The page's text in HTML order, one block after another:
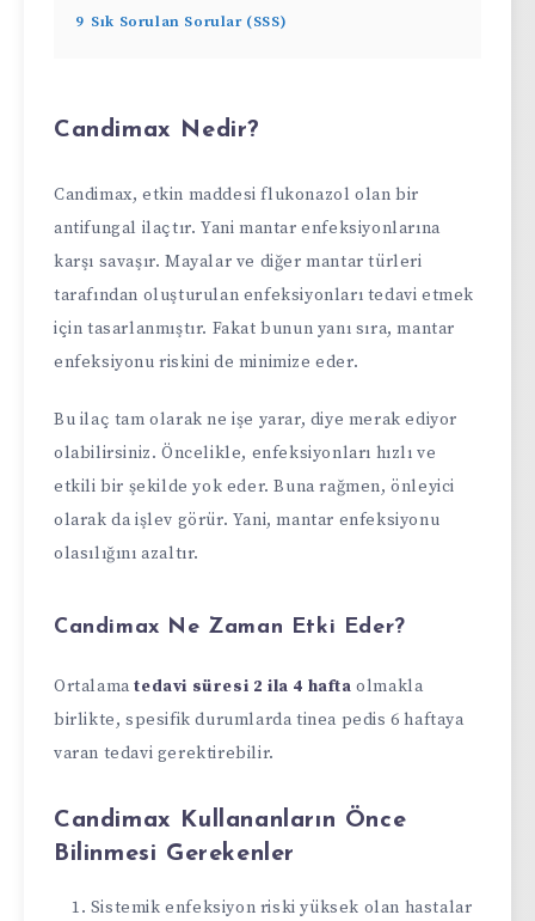
9 Sık Sorulan Sorular (SSS)
Candimax Nedir?
Candimax, etkin maddesi flukonazol olan bir
antifungal ilaçtır. Yani mantar enfeksiyonlarına
karşı savaşır. Mayalar ve diğer mantar türleri
tarafından oluşturulan enfeksiyonları tedavi etmek
için tasarlanmıştır. Fakat bunun yanı sıra, mantar
enfeksiyonu riskini de minimize eder.
Bu ilaç tam olarak ne işe yarar, diye merak ediyor
olabilirsiniz. Öncelikle, enfeksiyonları hızlı ve
etkili bir şekilde yok eder. Buna rağmen, önleyici
olarak da işlev görür. Yani, mantar enfeksiyonu
olasılığını azaltır.
Candimax Ne Zaman Etki Eder?
Ortalamatedavi süresi 2 ila 4 hafta olmakla
birlikte, spesifik durumlarda tinea pedis 6 haftaya
varan tedavi gerektirebilir.
Candimax Kullananların Önce
Bilinmesi Gerekenler
Sistemik enfeksiyon riski yüksek olan hastalar